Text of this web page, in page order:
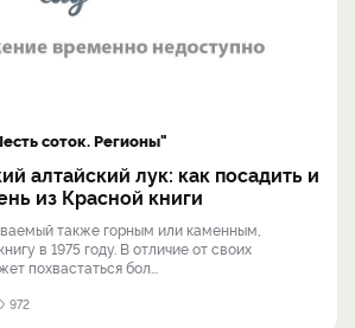
соток. Регионы"
алтайский лук: как посадить и
из Красной книги
также горным или каменным,
в 1975 году. В отличие от своих
похвастаться бол...
972